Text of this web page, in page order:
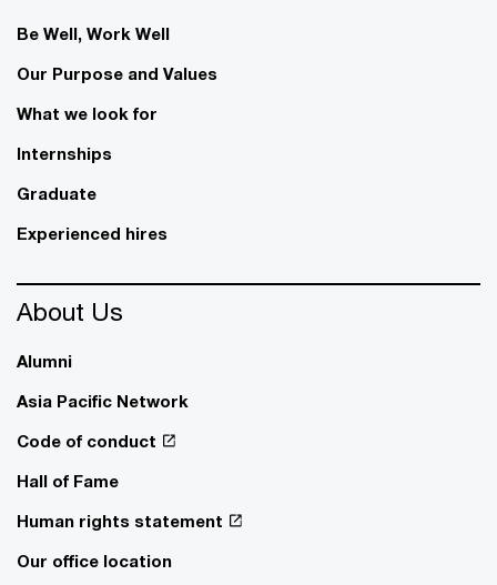
Be Well, Work Well​
Our Purpose and Values
What we look for
Internships
Graduate
Experienced hires
About Us
Alumni
Asia Pacific Network
Code of conduct
Hall of Fame
Human rights statement
Our office location